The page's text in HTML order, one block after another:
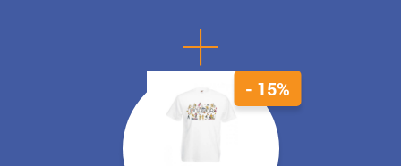
+ - 15%